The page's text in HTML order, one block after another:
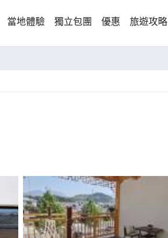
當地體驗 獨立包團 優惠 旅遊攻略